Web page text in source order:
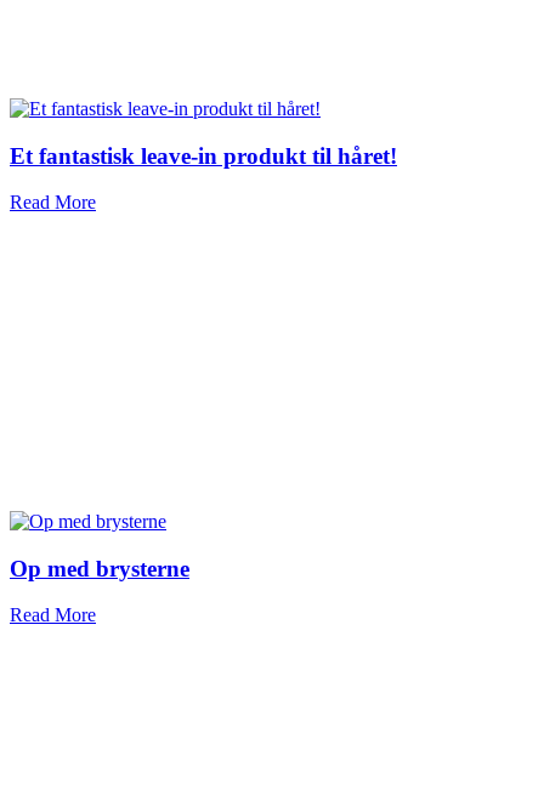
Et fantastisk leave-in produkt til håret!
Read More
Op med brysterne
Read More